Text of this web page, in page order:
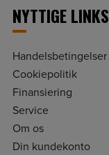
NYTTIGE LINKS
Handelsbetingelser
Cookiepolitik
Finansiering
Service
Om os
Din kundekonto